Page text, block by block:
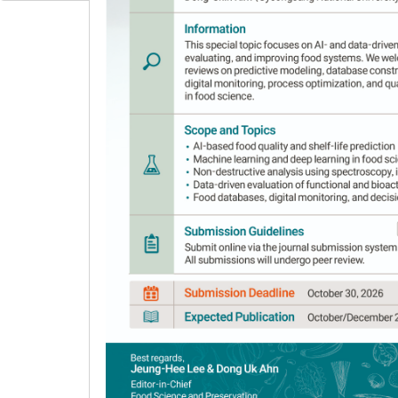
multifloraflower extract
Jin A Hyun ,Eun Bin Kang1,Young
Eun Young Choi1,Ga Eun Park2,Min Jung
Author Information & Copyright▼
Jun 17, 2021; Revised:Sep 10, 2021;
Published Online: Oct 30, 2021
본 연구에서는 찔레꽃의 열수, 70% Ethanol,
소재로서 가능성을 확인하였다. Elastase 저해 실
μg/mL에서 RMW, RME, RMA은 각각 1.14%,
농도인 500 μg/mL에서 각각 40.95%, 43.12%,
기 위하여 44°C 조건으로 열자극을 주어 HaCaT
μg/mL에서 모두 90% 이상의 생존율을 보였으며,